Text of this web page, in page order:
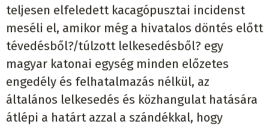
teljesen elfeledett kacagópusztai incidenst
meséli el, amikor még a hivatalos döntés előtt
tévedésből?/túlzott lelkesedésből? egy
magyar katonai egység minden előzetes
engedély és felhatalmazás nélkül, az
általános lelkesedés és közhangulat hatására
átlépi a határt azzal a szándékkal, hogy